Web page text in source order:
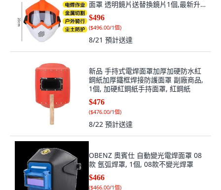
面罩 透明鏡片送替換鏡片1個,最新升
級4代加大加厚款
$496
($496.00/1個)
8/21 預計送達
新品 手持式電焊面罩加厚加硬防水紅
鋼紙加厚鐵框焊接防護面罩 副廠商品,
1個, 加硬紅鋼紙手持面罩, 紅鋼紙
$476
($476.00/1個)
8/22 預計送達
OBENZ 奧賓仕 自動變光電焊面罩 08
款 氬弧焊罩, 1個, 08款不變光焊罩
$466
($466.00/1個)